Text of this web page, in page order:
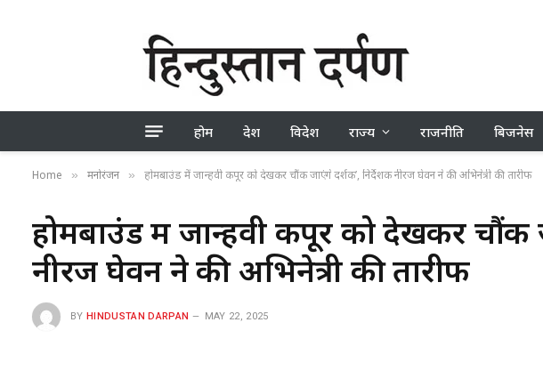
होम देश विदेश राज्य राजनीति बिजनेस
Home » मनोरंजन » होमबाउंड में जान्हवी कपूर को देखकर चौंक जाएंगे दर्शक’, निर्देशक नीरज घेवन ने की अभिनेत्री की तारीफ
होमबाउंड में जान्हवी कपूर को देखकर चौंक
नीरज घेवन ने की अभिनेत्री की तारीफ
BY HINDUSTAN DARPAN MAY 22, 2025